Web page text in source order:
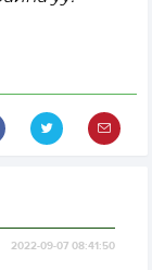
2022-09-07 08:41:50